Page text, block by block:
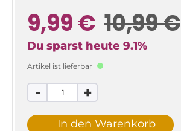
9,99 € 10,99 €
Du sparst heute 9.1%
Artikel ist lieferbar
- +
In den Warenkorb